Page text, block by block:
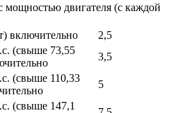
мощностью двигателя (с каждой
включительно
2,5
(свыше 73,55
3,5
(свыше 110,33
5
(свыше 147,1